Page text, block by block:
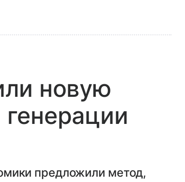
новую
предложили метод,